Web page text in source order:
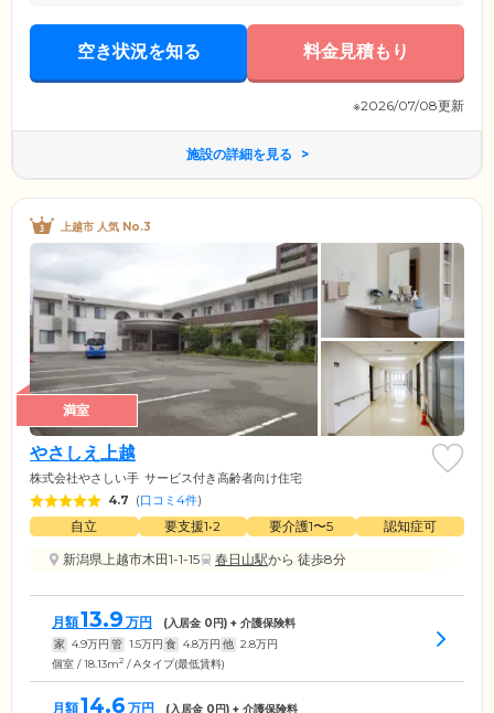
空き状況を知る 料金見積もり
※2026/07/08更新
施設の詳細を見る
上越市 人気 No.3
満室
やさしえ上越
株式会社やさしい手 サービス付き高齢者向け住宅
4.7 (口コミ4件)
自立 要支援1•2 要介護1〜5
認知症可
新潟県上越市木田1-1-15
春日山駅から 徒歩8分
月額13.9 万円 (入居金 0円) + 介護保険料
家 4.9万円 管 1.5万円 食 4.8万円 他 2.8万円
個室 / 18.13m2 / Aタイプ(最低賃料)
月額14.6 万円 (入居金 0円) + 介護保険料